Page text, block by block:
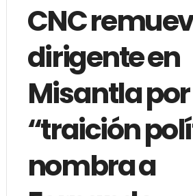
CNC
dirigente en
Misantla por
“traición
nombra a